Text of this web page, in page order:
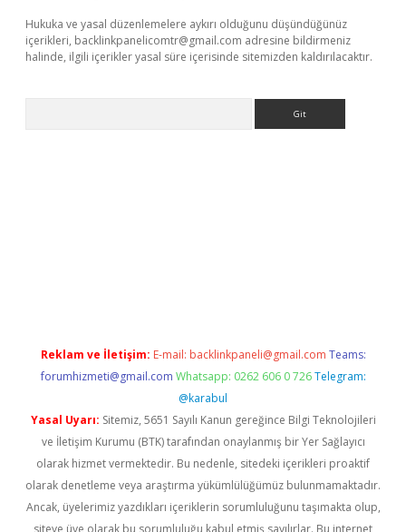
Hukuka ve yasal düzenlemelere aykırı olduğunu düşündüğünüz
içerikleri, backlinkpanelicomtr@gmail.com adresine bildirmeniz
halinde, ilgili içerikler yasal süre içerisinde sitemizden kaldırılacaktır.
Reklam ve İletişim: E-mail: backlinkpaneli@gmail.com Teams:
forumhizmeti@gmail.com Whatsapp: 0262 606 0 726 Telegram:
@karabul
Yasal Uyarı: Sitemiz, 5651 Sayılı Kanun gereğince Bilgi Teknolojileri
ve İletişim Kurumu (BTK) tarafından onaylanmış bir Yer Sağlayıcı
olarak hizmet vermektedir. Bu nedenle, sitedeki içerikleri proaktif
olarak denetleme veya araştırma yükümlülüğümüz bulunmamaktadır.
Ancak, üyelerimiz yazdıkları içeriklerin sorumluluğunu taşımakta olup,
siteye üye olarak bu sorumluluğu kabul etmiş sayılırlar. Bu internet